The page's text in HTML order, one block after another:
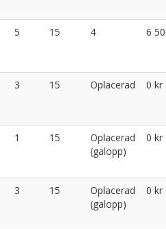
5 15 4 6
3 15 Oplacerad 0 kr
1 15
Oplacerad
(galopp)
0 kr
3 15
Oplacerad
(galopp)
0 kr